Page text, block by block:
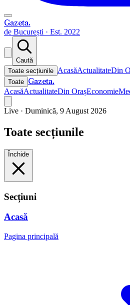
Gazeta.
de București · Est. 2022
Caută
Toate secțiunile AcasăActualitateDin
Toate Gazeta.
AcasăActualitateDin OrașEconomie
Live · Duminică, 9 August 2026
Toate secțiunile
Închide
Secțiuni
Acasă
Pagina principală